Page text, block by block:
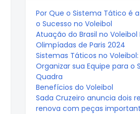
Por Que o Sistema Tático é
o Sucesso no Voleibol
Atuação do Brasil no Voleibol
Olimpíadas de Paris 2024
Sistemas Táticos no
Organizar sua Equipe para o
Quadra
Benefícios do Voleibol
Sada Cruzeiro anuncia dois
renova com peças